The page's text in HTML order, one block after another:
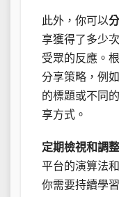
此外，你可以
享獲得了多少
受眾的反應。
分享策略，例
的標題或不同
享方式。
定期檢視和調整
平台的演算法
你需要持續學